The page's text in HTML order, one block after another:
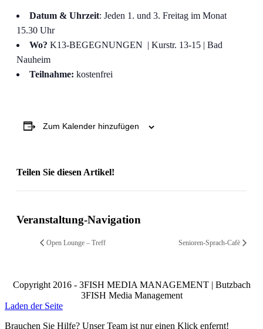
Datum & Uhrzeit: Jeden 1. und 3. Freitag im Monat
15.30 Uhr
Wo? K13-BEGEGNUNGEN | Kurstr. 13-15 | Bad
Nauheim
Teilnahme: kostenfrei
Zum Kalender hinzufügen
Teilen Sie diesen Artikel!
Veranstaltung-Navigation
Open Lounge – Treff Senioren-Sprach-Cafè
Copyright 2016 - 3FISH MEDIA MANAGEMENT | Butzbach
3FISH Media Management
Laden der Seite
Brauchen Sie Hilfe? Unser Team ist nur einen Klick enfernt!